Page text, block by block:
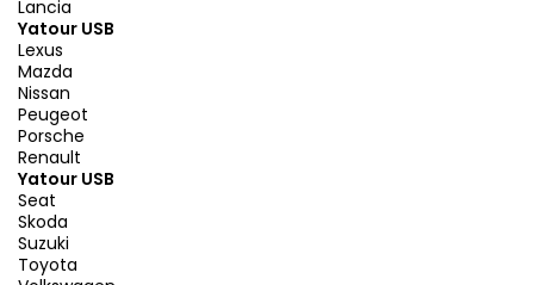
Lancia
Yatour USB
Lexus
Mazda
Nissan
Peugeot
Porsche
Renault
Yatour USB
Seat
Skoda
Suzuki
Toyota